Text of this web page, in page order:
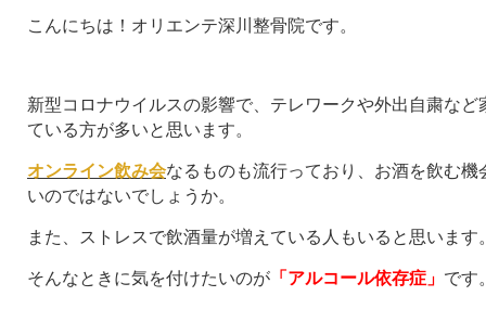
こんにちは！オリエンテ深川整骨院です。
新型コロナウイルスの影響で、テレワークや外出自粛など
ている方が多いと思います。
オンライン飲み会なるものも流行っており、お酒を飲む機
いのではないでしょうか。
また、ストレスで飲酒量が増えている人もいると思います
そんなときに気を付けたいのが 「アルコール依存症」 です